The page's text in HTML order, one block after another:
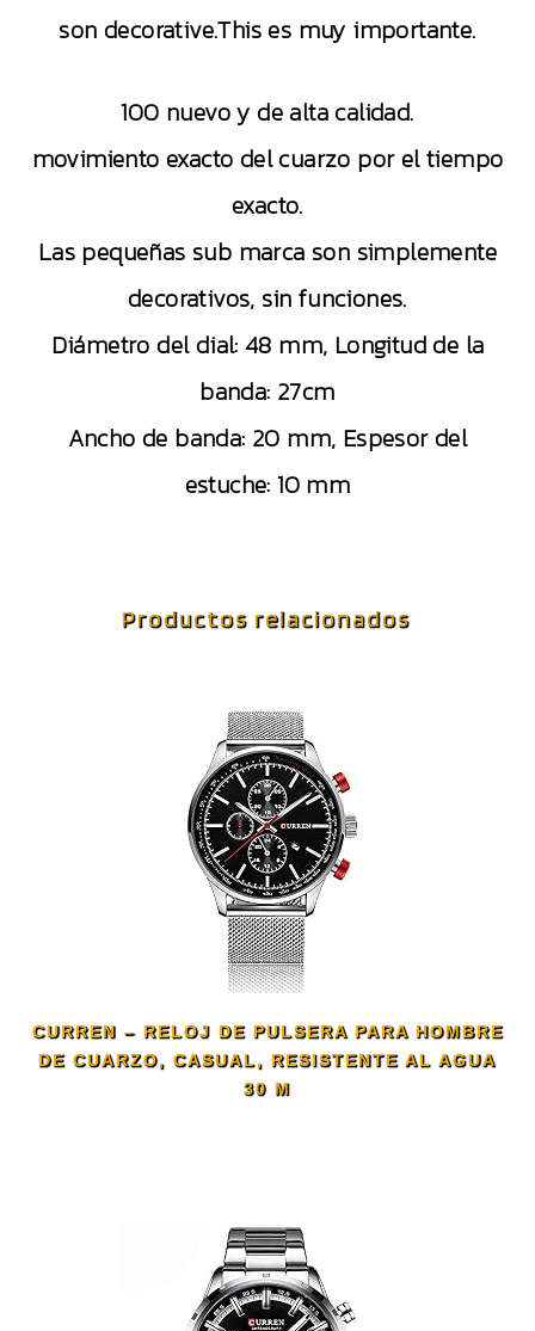
son decorative.This es muy importante.
100 nuevo y de alta calidad.
movimiento exacto del cuarzo por el tiempo
exacto.
Las pequeñas sub marca son simplemente
decorativos, sin funciones.
Diámetro del dial: 48 mm, Longitud de la
banda: 27cm
Ancho de banda: 20 mm, Espesor del
estuche: 10 mm
Productos relacionados
CURREN – RELOJ DE PULSERA PARA HOMBRE
DE CUARZO, CASUAL, RESISTENTE AL AGUA
30 M